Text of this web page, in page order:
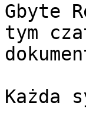
Gbyte
tym
Każda